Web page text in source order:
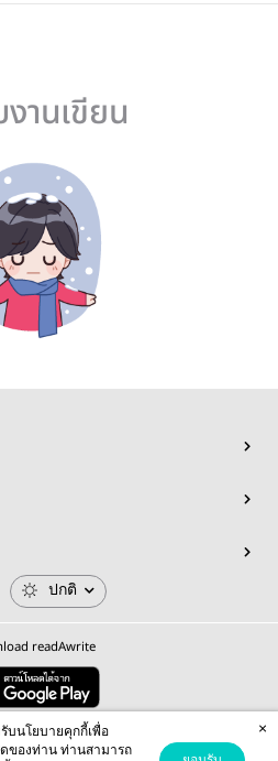
านเขียน
ปกติ
readAwrite
Corporation Public Company Limited
the Google Privacy Policy Terms of Serviceapply.
บนโยบายคุกกี้เพื่อ
ของท่าน ท่านสามารถ
×